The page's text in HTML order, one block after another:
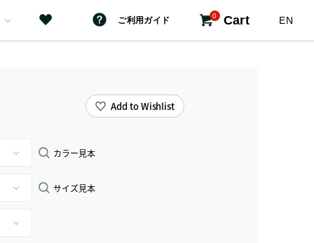
ご利用ガイド 0 Cart EN
カラー見本
サイズ見本
Add to Wishlist